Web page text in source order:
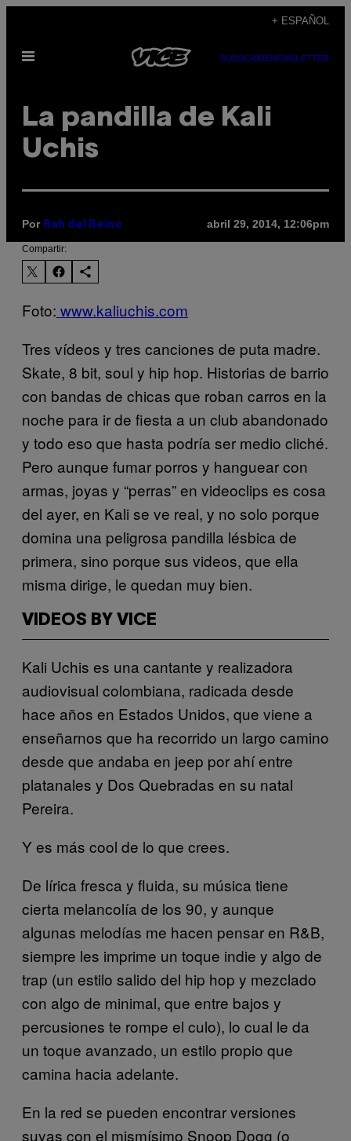
contenido
+ ESPAÑOL
Abrir
SUBSCRIBENEWSLETTER
La pandilla de Kali
Uchis
Por Rah del Reino abril 29, 2014, 12:06pm
Compartir:
Foto: www.kaliuchis.com
Tres vídeos y tres canciones de puta madre.
Skate, 8 bit, soul y hip hop. Historias de barrio
con bandas de chicas que roban carros en la
noche para ir de fiesta a un club abandonado
y todo eso que hasta podría ser medio cliché.
Pero aunque fumar porros y hanguear con
armas, joyas y “perras” en videoclips es cosa
del ayer, en Kali se ve real, y no solo porque
domina una peligrosa pandilla lésbica de
primera, sino porque sus videos, que ella
misma dirige, le quedan muy bien.
VIDEOS BY VICE
Kali Uchis es una cantante y realizadora
audiovisual colombiana, radicada desde
hace años en Estados Unidos, que viene a
enseñarnos que ha recorrido un largo camino
desde que andaba en jeep por ahí entre
platanales y Dos Quebradas en su natal
Pereira.
Y es más cool de lo que crees.
De lírica fresca y fluida, su música tiene
cierta melancolía de los 90, y aunque
algunas melodías me hacen pensar en R&B,
siempre les imprime un toque indie y algo de
trap (un estilo salido del hip hop y mezclado
con algo de minimal, que entre bajos y
percusiones te rompe el culo), lo cual le da
un toque avanzado, un estilo propio que
camina hacia adelante.
En la red se pueden encontrar versiones
suyas con el mismísimo Snoop Dogg (o